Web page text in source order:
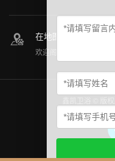
在地图上找到我们
欢迎阁下莅临公司参观指